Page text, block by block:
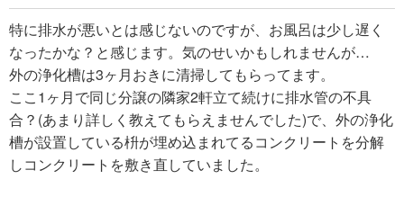
特に排水が悪いとは感じないのですが、お風呂は少し遅く
なったかな？と感じます。気のせいかもしれませんが…
外の浄化槽は3ヶ月おきに清掃してもらってます。
ここ1ヶ月で同じ分譲の隣家2軒立て続けに排水管の不具
合？(あまり詳しく教えてもらえませんでした)で、外の浄化
槽が設置している枡が埋め込まれてるコンクリートを分解
しコンクリートを敷き直していました。